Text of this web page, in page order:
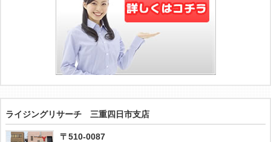
ライジングリサーチ 三重四日市支店
〒510-0087